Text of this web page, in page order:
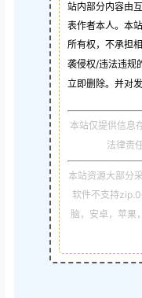
站内部分内容由
表作者本人。本
所有权，不承担
袭侵权/违法违规
立即删除。并对
本站仅提供信息
法律责
本站资源大部分
软件不支持
脑，安卓，苹果